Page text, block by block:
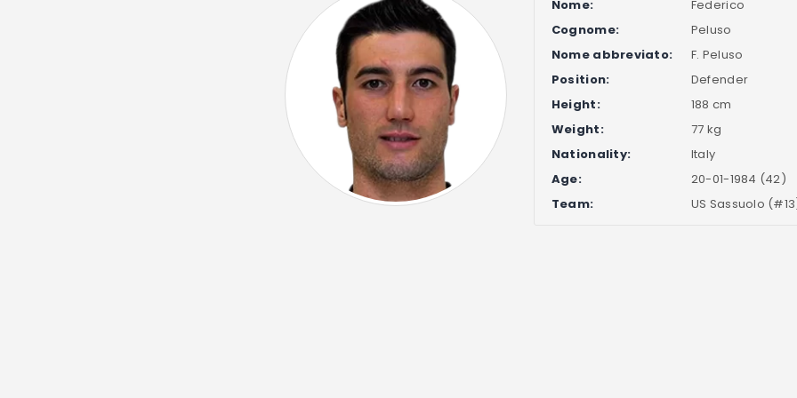
Nome:
Federico
Cognome:
Peluso
Nome abbreviato:
F. Peluso
Position:
Defender
Height:
188 cm
Weight:
77 kg
Nationality:
Italy
Age:
20-01-1984 (42)
Team:
US Sassuolo